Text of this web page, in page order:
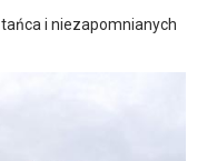
i niezapomnianych